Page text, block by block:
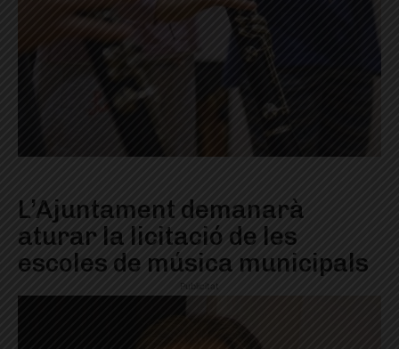
L’Ajuntament demanarà
aturar la licitació de les
escoles de música municipals
Publicitat